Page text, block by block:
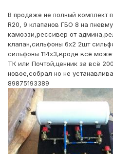
В продаже не полный комплект
R20, 9 клапанов ГБО 8 на
камоззи,рессивер от
клапан,сильфоны 6х2 2шт
сильфоны 114х3,вроде всё
ТК или Почтой,ценник за всё
новое,собрал но не
89875193389